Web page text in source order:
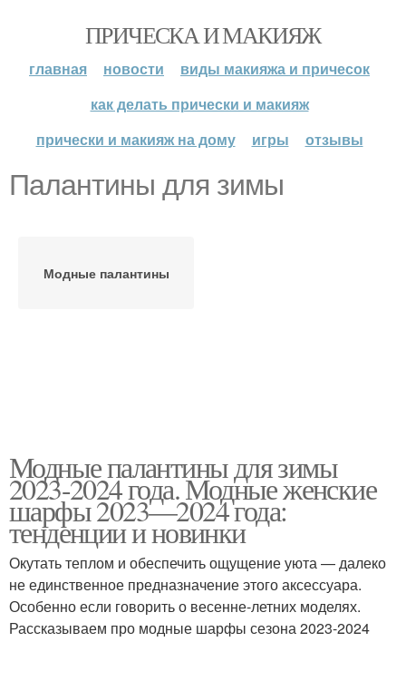
ПРИЧЕСКА И МАКИЯЖ
главная новости
виды макияжа и причесок
как делать прически и макияж
прически и макияж на дому
игры отзывы
Палантины для зимы
Модные палантины
Модные палантины для зимы
2023-2024 года. Модные женские
шарфы 2023—2024 года:
тенденции и новинки
Окутать теплом и обеспечить ощущение уюта — далеко
не единственное предназначение этого аксессуара.
Особенно если говорить о весенне-летних моделях.
Рассказываем про модные шарфы сезона 2023-2024